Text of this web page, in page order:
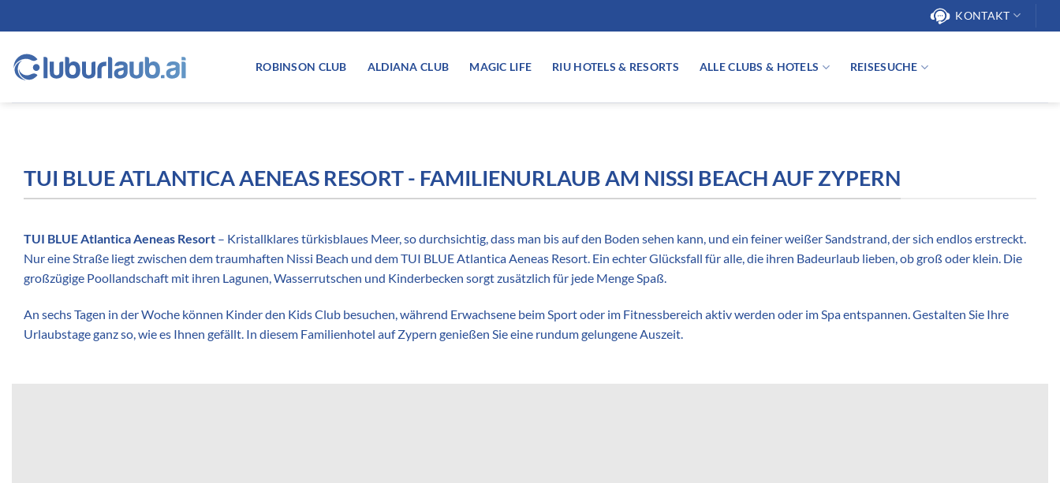
Inhalt
KONTAKT
ROBINSON CLUB ALDIANA CLUB MAGIC LIFE RIU HOTELS & RESORTS ALLE CLUBS & HOTELS REISESUCHE
TUI BLUE ATLANTICA AENEAS RESORT - FAMILIENURLAUB AM NISSI BEACH AUF ZYPERN
TUI BLUE Atlantica Aeneas Resort – Kristallklares türkisblaues Meer, so durchsichtig, dass man bis auf den Boden sehen kann, und ein feiner weißer Sandstrand, der sich endlos erstreckt.
Nur eine Straße liegt zwischen dem traumhaften Nissi Beach und dem TUI BLUE Atlantica Aeneas Resort. Ein echter Glücksfall für alle, die ihren Badeurlaub lieben, ob groß oder klein. Die
großzügige Poollandschaft mit ihren Lagunen, Wasserrutschen und Kinderbecken sorgt zusätzlich für jede Menge Spaß.
An sechs Tagen in der Woche können Kinder den Kids Club besuchen, während Erwachsene beim Sport oder im Fitnessbereich aktiv werden oder im Spa entspannen. Gestalten Sie Ihre
Urlaubstage ganz so, wie es Ihnen gefällt. In diesem Familienhotel auf Zypern genießen Sie eine rundum gelungene Auszeit.